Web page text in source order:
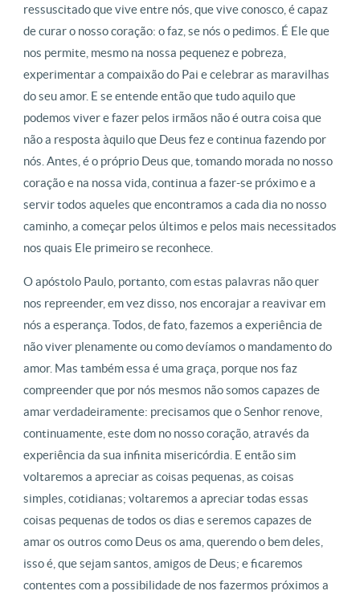
ressuscitado que vive entre nós, que vive conosco, é capaz
de curar o nosso coração: o faz, se nós o pedimos. É Ele que
nos permite, mesmo na nossa pequenez e pobreza,
experimentar a compaixão do Pai e celebrar as maravilhas
do seu amor. E se entende então que tudo aquilo que
podemos viver e fazer pelos irmãos não é outra coisa que
não a resposta àquilo que Deus fez e continua fazendo por
nós. Antes, é o próprio Deus que, tomando morada no nosso
coração e na nossa vida, continua a fazer-se próximo e a
servir todos aqueles que encontramos a cada dia no nosso
caminho, a começar pelos últimos e pelos mais necessitados
nos quais Ele primeiro se reconhece.
O apóstolo Paulo, portanto, com estas palavras não quer
nos repreender, em vez disso, nos encorajar a reavivar em
nós a esperança. Todos, de fato, fazemos a experiência de
não viver plenamente ou como devíamos o mandamento do
amor. Mas também essa é uma graça, porque nos faz
compreender que por nós mesmos não somos capazes de
amar verdadeiramente: precisamos que o Senhor renove,
continuamente, este dom no nosso coração, através da
experiência da sua infinita misericórdia. E então sim
voltaremos a apreciar as coisas pequenas, as coisas
simples, cotidianas; voltaremos a apreciar todas essas
coisas pequenas de todos os dias e seremos capazes de
amar os outros como Deus os ama, querendo o bem deles,
isso é, que sejam santos, amigos de Deus; e ficaremos
contentes com a possibilidade de nos fazermos próximos a